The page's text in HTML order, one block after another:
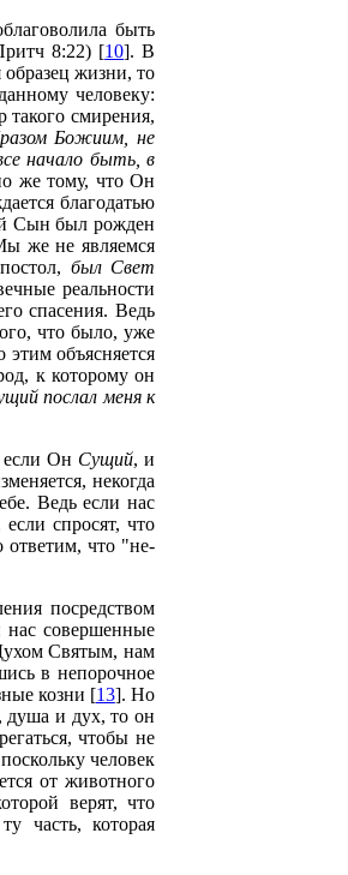
быть
8:22) [10]. В
образец жизни, то
человеку:
смирения,
Божиим, не
начало быть, в
же тому, что Он
благодатью
Сын был рожден
же не являемся
был Свет
реальности
спасения. Ведь
что было, уже
объясняется
к которому он
послал меня к
если Он Сущий, и
некогда
Ведь если нас
спросят, что
ответим, что "не-
посредством
нас совершенные
Святым, нам
в непорочное
козни [13]. Но
душа и дух, то он
чтобы не
человек
от животного
верят, что
часть, которая